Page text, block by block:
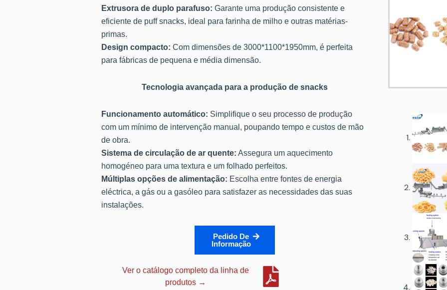
Extrusora de duplo parafuso: Garante uma produção consistente e
eficiente de puff snacks, ideal para farinha de milho e outras matérias-
primas.
Design compacto: Com dimensões de 3000*1100*1950mm, é perfeita
para fábricas de pequena e média dimensão.
Tecnologia avançada para a produção de snacks
Funcionamento automático: Simplifique o seu processo de produção
com um mínimo de intervenção manual, poupando tempo e custos de mão
de obra.
Sistema de circulação de ar quente: Assegura um aquecimento
homogéneo para uma textura e um folhado perfeitos.
Múltiplas opções de alimentação: Escolha entre fontes de energia
eléctrica, a gás ou a gasóleo para satisfazer as necessidades das suas
instalações.
Pedido De
Informação
Ver o catálogo completo da linha de
produtos →